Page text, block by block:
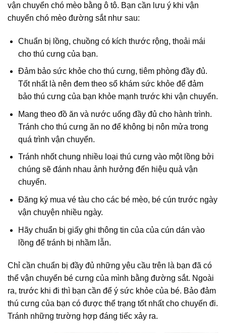
vận chuyển chó mèo bằng ô tô. Bạn cần lưu ý khi vận
chuyển chó mèo đường sắt như sau:
Chuẩn bị lồng, chuồng có kích thước rộng, thoải mái
cho thú cưng của bạn.
Đảm bảo sức khỏe cho thú cưng, tiêm phòng đầy đủ.
Tốt nhất là nên đem theo sổ khám sức khỏe để đảm
bảo thú cưng của bạn khỏe mạnh trước khi vận chuyển.
Mang theo đồ ăn và nước uống đầy đủ cho hành trình.
Tránh cho thú cưng ăn no để không bị nôn mửa trong
quá trình vận chuyển.
Tránh nhốt chung nhiều loại thú cưng vào một lồng bởi
chúng sẽ đánh nhau ảnh hưởng đến hiệu quả vận
chuyển.
Đăng ký mua vé tàu cho các bé mèo, bé cún trước ngày
vận chuyện nhiều ngày.
Hãy chuẩn bị giấy ghi thông tin của của cún dán vào
lồng để tránh bị nhầm lẫn.
Chỉ cần chuẩn bị đầy đủ những yêu cầu trên là bạn đã có
thể vận chuyển bé cưng của mình bằng đường sắt. Ngoài
ra, trước khi đi thì bạn cần để ý sức khỏe của bé. Bảo đảm
thú cưng của bạn có được thể trạng tốt nhất cho chuyến đi.
Tránh những trường hợp đáng tiếc xảy ra.